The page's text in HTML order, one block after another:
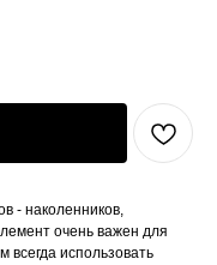
- наколенников,
очень важен для
использовать